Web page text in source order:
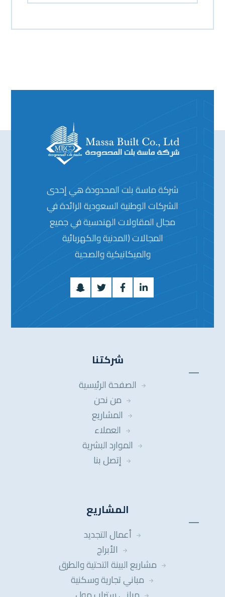
شركة ماسة بلت المحدودة هي إحدى
الشركات الوطنية السعودية الرائدة في
مجال المقاولات الهندسية في جميع
المجالات (المدنية والكهربائية
والميكانيكية والصحية
شركتنا
الصفحة الرئيسية
من نحن
المشاريع
العملاء
الموارد البشرية
إتصل بنا
المشاريع
أعمال التجديد
الأبراج
مشاريع البينة التحتية والطرق
مباني تجارية وسكنية